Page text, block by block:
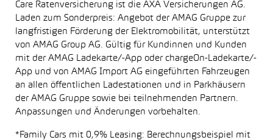
Care Ratenversicherung ist die AXA Versicherungen AG.
Laden zum Sonderpreis: Angebot der AMAG Gruppe zur
langfristigen Förderung der Elektromobilität, unterstützt
von AMAG Group AG. Gültig für Kundinnen und Kunden
mit der AMAG Ladekarte/-App oder chargeOn-Ladekarte/-
App und von AMAG Import AG eingeführten Fahrzeugen
an allen öffentlichen Ladestationen und in Parkhäusern
der AMAG Gruppe sowie bei teilnehmenden Partnern.
Anpassungen und Änderungen vorbehalten.
*Family Cars mit 0,9% Leasing: Berechnungsbeispiel mit